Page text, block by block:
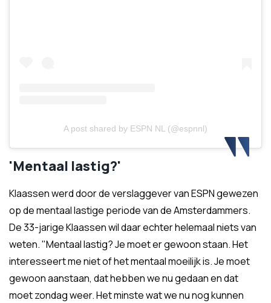
A post shared by ESPN NL (@espnnl)
'Mentaal lastig?'
Klaassen werd door de verslaggever van ESPN gewezen
op de mentaal lastige periode van de Amsterdammers.
De 33-jarige Klaassen wil daar echter helemaal niets van
weten. "Mentaal lastig? Je moet er gewoon staan. Het
interesseert me niet of het mentaal moeilijk is. Je moet
gewoon aanstaan, dat hebben we nu gedaan en dat
moet zondag weer. Het minste wat we nu nog kunnen